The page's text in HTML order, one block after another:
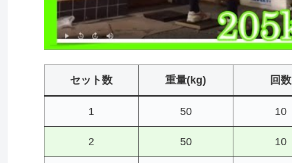
セット数 重量(kg) 回数
1 50 10
2 50 10